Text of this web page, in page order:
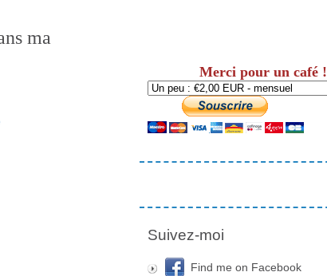
ma
Merci pour un café !
Suivez-moi
Find me on Facebook